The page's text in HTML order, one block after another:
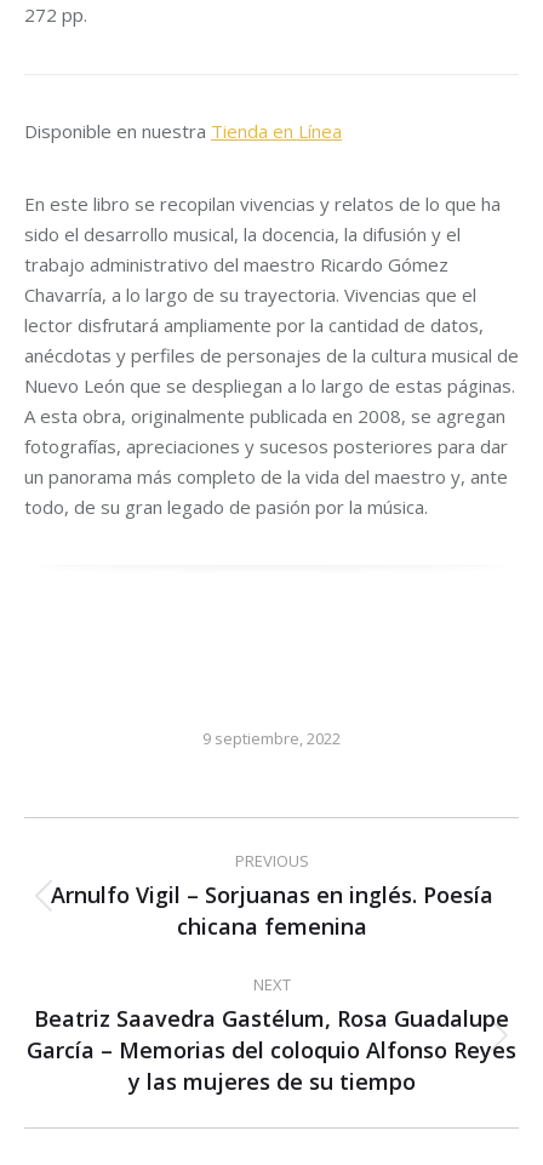
272 pp.
Disponible en nuestra Tienda en Línea
En este libro se recopilan vivencias y relatos de lo que ha
sido el desarrollo musical, la docencia, la difusión y el
trabajo administrativo del maestro Ricardo Gómez
Chavarría, a lo largo de su trayectoria. Vivencias que el
lector disfrutará ampliamente por la cantidad de datos,
anécdotas y perfiles de personajes de la cultura musical de
Nuevo León que se despliegan a lo largo de estas páginas.
A esta obra, originalmente publicada en 2008, se agregan
fotografías, apreciaciones y sucesos posteriores para dar
un panorama más completo de la vida del maestro y, ante
todo, de su gran legado de pasión por la música.
9 septiembre, 2022
navigation
PREVIOUS
Previous
post:
Arnulfo Vigil – Sorjuanas en inglés. Poesía
chicana femenina
NEXT
Next
post:
Beatriz Saavedra Gastélum, Rosa Guadalupe
García – Memorias del coloquio Alfonso Reyes
y las mujeres de su tiempo